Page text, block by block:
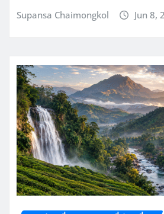
Supansa Chaimongkol Jun 8,